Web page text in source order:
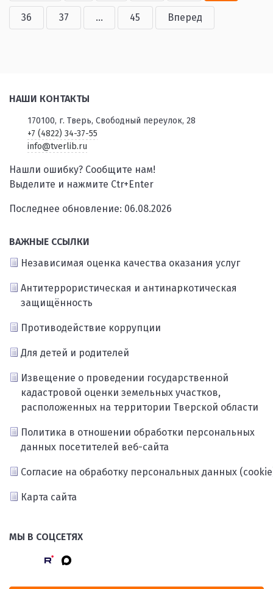
36 37 ... 45 Вперед
НАШИ КОНТАКТЫ
170100, г. Тверь, Свободный переулок, 28
+7 (4822) 34-37-55
info@tverlib.ru
Нашли ошибку? Сообщите нам!
Выделите и нажмите Ctr+Enter
Последнее обновление: 06.08.2026
ВАЖНЫЕ ССЫЛКИ
Независимая оценка качества оказания услуг
Антитеррористическая и антинаркотическая
защищённость
Противодействие коррупции
Для детей и родителей
Извещение о проведении государственной
кадастровой оценки земельных участков,
расположенных на территории Тверской области
Политика в отношении обработки персональных
данных посетителей веб-сайта
Согласие на обработку персональных данных
Карта сайта
МЫ В СОЦСЕТЯХ